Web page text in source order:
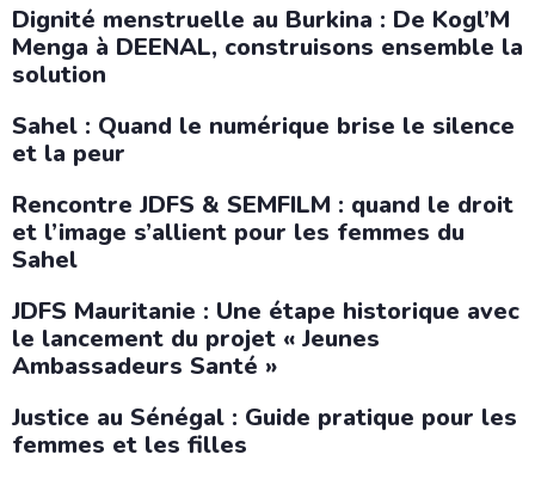
Dignité menstruelle au Burkina : De Kogl’M
Menga à DEENAL, construisons ensemble la
solution
Sahel : Quand le numérique brise le silence
et la peur
Rencontre JDFS & SEMFILM : quand le droit
et l’image s’allient pour les femmes du
Sahel
JDFS Mauritanie : Une étape historique avec
le lancement du projet « Jeunes
Ambassadeurs Santé »
Justice au Sénégal : Guide pratique pour les
femmes et les filles